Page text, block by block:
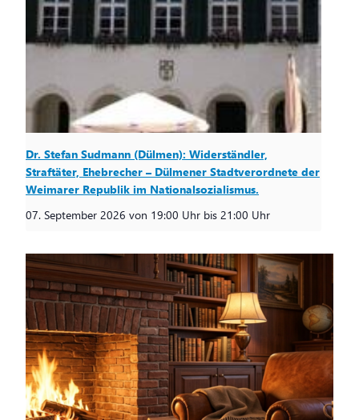
Dr. Stefan Sudmann (Dülmen): Widerständler,
Straftäter, Ehebrecher – Dülmener Stadtverordnete der
Weimarer Republik im Nationalsozialismus.
07. September 2026 von 19:00 Uhr bis 21:00 Uhr